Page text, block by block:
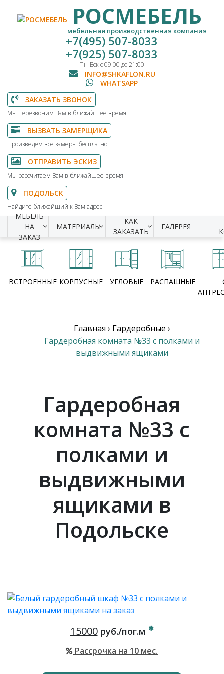
РОСМЕБЕЛЬ
мебельная производственная компания
+7(495) 507-8033
+7(925) 507-8033
Пн-Вск с 09:00 до 21:00
INFO@SHKAFLON.RU
WHATSAPP
ЗАКАЗАТЬ ЗВОНОК
Мы перезвоним Вам в ближайшее время.
ВЫЗВАТЬ ЗАМЕРЩИКА
Произведем все замеры бесплатно.
ОТПРАВИТЬ ЭСКИЗ
Мы рассчитаем Вам в ближайшее время.
ПОДОЛЬСК
Найдите ближайший к Вам адрес.
МЕБЕЛЬ
НА
ЗАКАЗ
МАТЕРИАЛЫ
КАК
ЗАКАЗАТЬ
ГАЛЕРЕЯ
ВСТРОЕННЫЕ КОРПУСНЫЕ УГЛОВЫЕ РАСПАШНЫЕ
Главная › Гардеробные ›
Гардеробная комната №33 с полками и
выдвижными ящиками
Гардеробная
комната №33 с
полками и
выдвижными
ящиками в
Подольске
15000руб./пог.м
Рассрочка на 10 мес.